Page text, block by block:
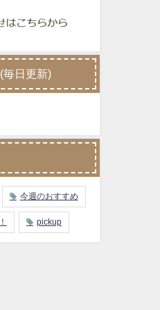
毎日更新)
今週のおすすめ
pickup